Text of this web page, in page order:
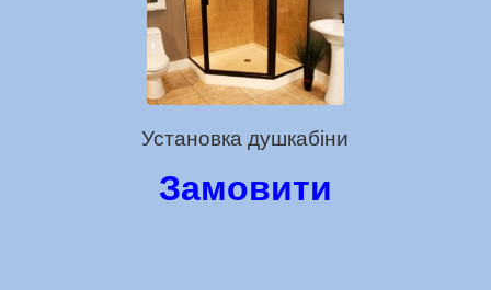
Установка душкабіни
Замовити